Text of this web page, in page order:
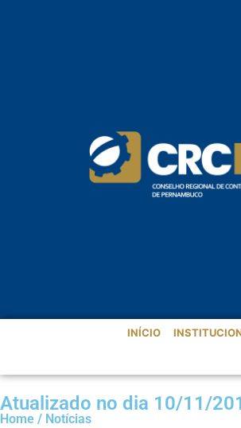
INÍCIO
Atualizado no dia 10/11/
Home / Notícias